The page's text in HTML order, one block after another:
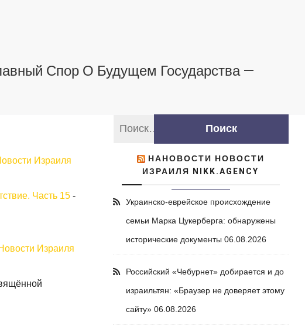
Спор О Будущем Государства —
Израиля
Часть 15 -
Израиля
НАНОВОСТИ НОВОСТИ
ИЗРАИЛЯ NIKK.AGENCY
Украинско-еврейское происхождение
семьи Марка Цукерберга: обнаружены
исторические документы 06.08.2026
Российский «Чебурнет» добирается и до
израильтян: «Браузер не доверяет этому
сайту» 06.08.2026